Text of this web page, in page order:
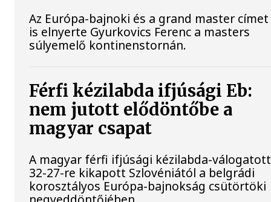
Az Európa-bajnoki és a grand master címet
is elnyerte Gyurkovics Ferenc a masters
súlyemelő kontinenstornán.
Férfi kézilabda ifjúsági Eb:
nem jutott elődöntőbe a
magyar csapat
A magyar férfi ifjúsági kézilabda-válogatott
32-27-re kikapott Szlovéniától a belgrádi
korosztályos Európa-bajnokság csütörtöki